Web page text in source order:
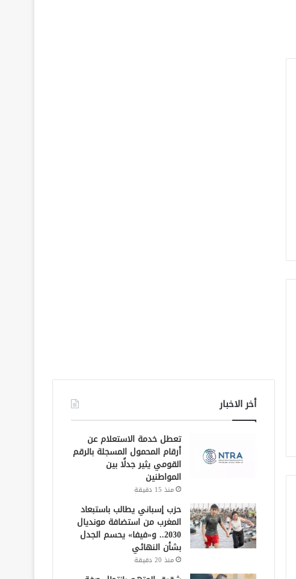
أخر الاخبار
تعطل خدمة الاستعلام عن
أرقام المحمول المسجلة بالرقم
القومي يثير جدلًا بين
المواطنين
منذ 15 دقيقة
حزب إسباني يطالب باستبعاد
المغرب من استضافة مونديال
2030.. و«فيفا» يحسم الجدل
بشأن النهائي
منذ 20 دقيقة